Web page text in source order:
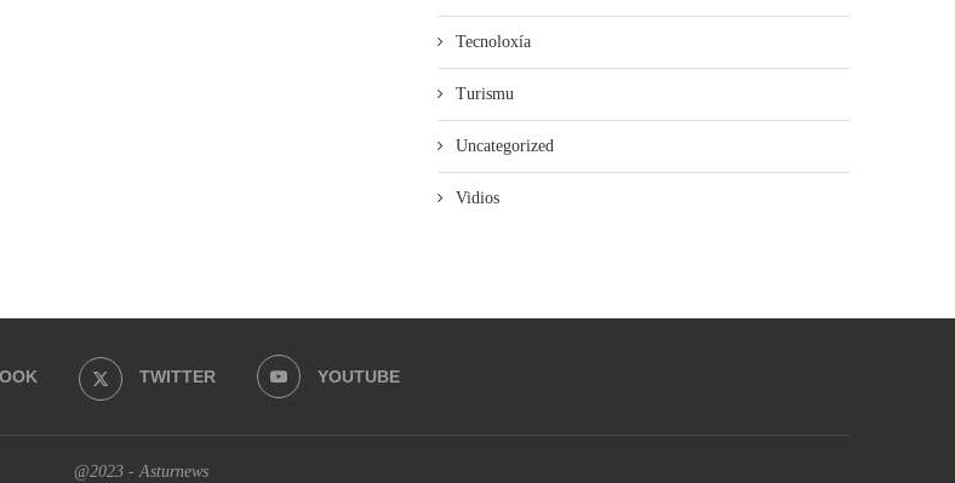
Tecnoloxía
Turismu
Uncategorized
Vidios
TWITTER YOUTUBE
@2023 - Asturnews